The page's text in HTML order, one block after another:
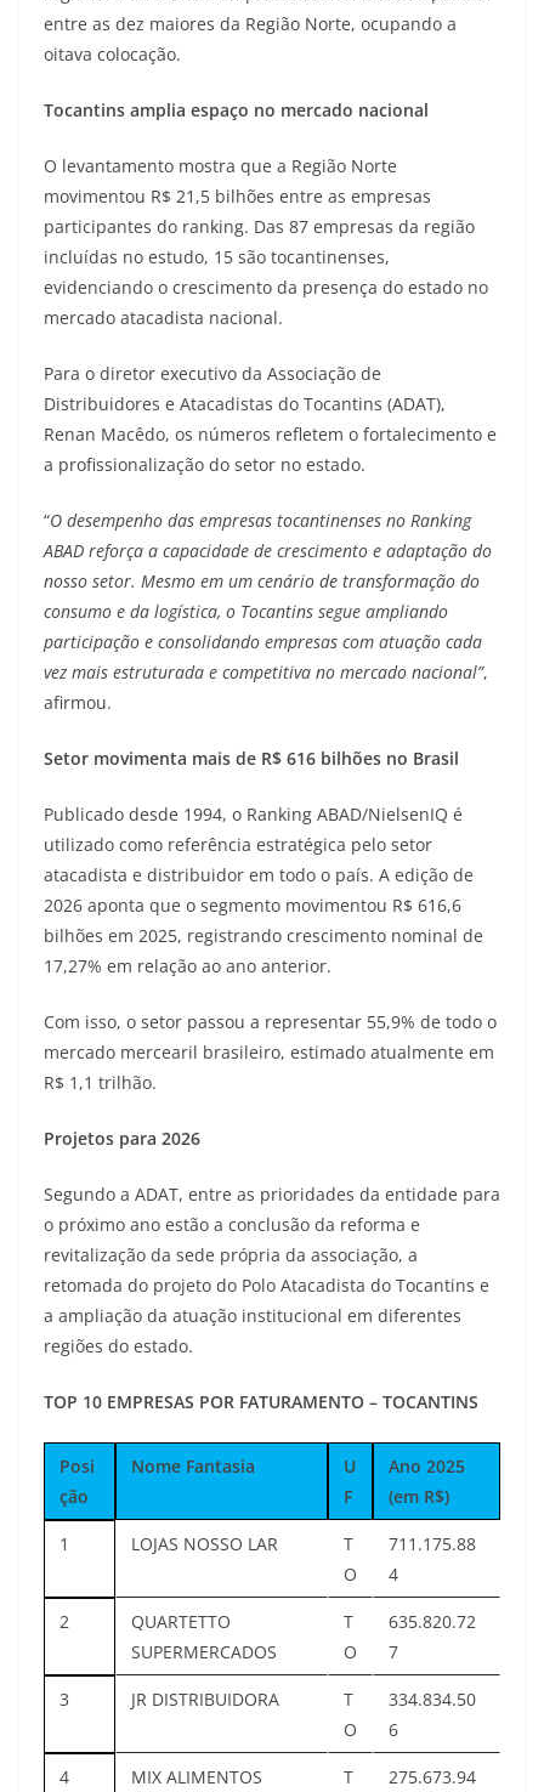
entre as dez maiores da Região Norte, ocupando a
oitava colocação.
Tocantins amplia espaço no mercado nacional
O levantamento mostra que a Região Norte
movimentou R$ 21,5 bilhões entre as empresas
participantes do ranking. Das 87 empresas da região
incluídas no estudo, 15 são tocantinenses,
evidenciando o crescimento da presença do estado no
mercado atacadista nacional.
Para o diretor executivo da Associação de
Distribuidores e Atacadistas do Tocantins (ADAT),
Renan Macêdo, os números refletem o fortalecimento e
a profissionalização do setor no estado.
“O desempenho das empresas tocantinenses no Ranking
ABAD reforça a capacidade de crescimento e adaptação do
nosso setor. Mesmo em um cenário de transformação do
consumo e da logística, o Tocantins segue ampliando
participação e consolidando empresas com atuação cada
vez mais estruturada e competitiva no mercado nacional”,
afirmou.
Setor movimenta mais de R$ 616 bilhões no Brasil
Publicado desde 1994, o Ranking ABAD/NielsenIQ é
utilizado como referência estratégica pelo setor
atacadista e distribuidor em todo o país. A edição de
2026 aponta que o segmento movimentou R$ 616,6
bilhões em 2025, registrando crescimento nominal de
17,27% em relação ao ano anterior.
Com isso, o setor passou a representar 55,9% de todo o
mercado mercearil brasileiro, estimado atualmente em
R$ 1,1 trilhão.
Projetos para 2026
Segundo a ADAT, entre as prioridades da entidade para
o próximo ano estão a conclusão da reforma e
revitalização da sede própria da associação, a
retomada do projeto do Polo Atacadista do Tocantins e
a ampliação da atuação institucional em diferentes
regiões do estado.
TOP 10 EMPRESAS POR FATURAMENTO – TOCANTINS
Posi
ção
Nome Fantasia
U
F
Ano 2025
(em R$)
1 LOJAS NOSSO LAR
T
O
711.175.88
4
2
QUARTETTO
SUPERMERCADOS
T
O
635.820.72
7
3 JR DISTRIBUIDORA
T
O
334.834.50
6
4 MIX ALIMENTOS T 275.673.94